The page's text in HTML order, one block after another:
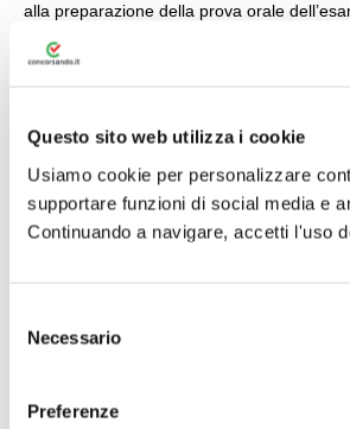
Questo sito web utilizza i cookie
Usiamo cookie per personalizzare
supportare funzioni di social media e
Continuando a navigare, accetti l'uso
Necessario
Preferenze
alla preparazione della prova orale
anche per la sessione 2025-2026, la prova
Avvocato verterà sulla risoluzione di una
diritto amministrativo, diritto processuale
forense.
Il presente manuale, al fine di consentire
Cassazione, indispensabile per la loro
casi trattati sono stati selezionati tenendo